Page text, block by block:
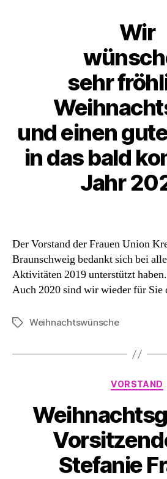
Wir
sehr
und einen
in das bald
Jahr
Der Vorstand der Frauen Union
Braunschweig bedankt sich bei
Aktivitäten 2019 unterstützt haben.
Auch 2020 sind wir wieder für Sie
Schlagwörter
Weihnachtswünsche
VORSTAND
Stefanie